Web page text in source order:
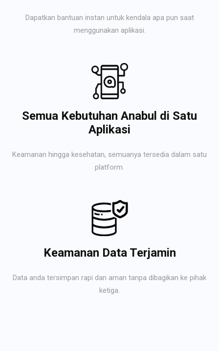
Dapatkan bantuan instan untuk kendala apa pun saat
menggunakan aplikasi.
Semua Kebutuhan Anabul di Satu
Aplikasi
Keamanan hingga kesehatan, semuanya tersedia dalam satu
platform.
Keamanan Data Terjamin
Data anda tersimpan rapi dan aman tanpa dibagikan ke pihak
ketiga.